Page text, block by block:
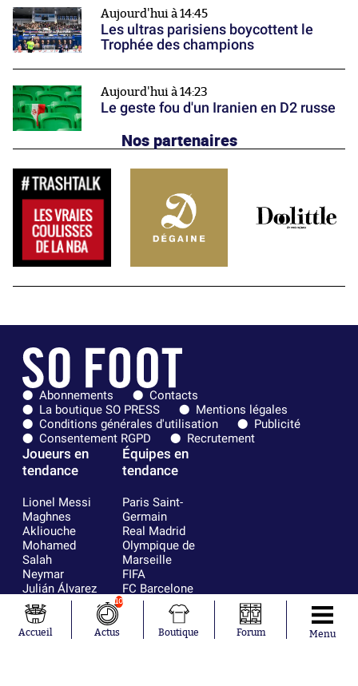
Aujourd'hui à 14:45
Les ultras parisiens boycottent le
Trophée des champions
Aujourd'hui à 14:23
Le geste fou d'un Iranien en D2 russe
Nos partenaires
Abonnements
Contacts
La boutique SO PRESS
Mentions légales
Conditions générales d'utilisation
Publicité
Consentement RGPD
Recrutement
Joueurs en
tendance
Lionel Messi
Maghnes
Akliouche
Mohamed
Salah
Neymar
Julián Álvarez
Ferrán Torres
Kilian Corredor
Franco
Équipes en
tendance
Paris Saint-
Germain
Real Madrid
Olympique de
Marseille
FIFA
FC Barcelone
Argentine
Olympique
lyonnais
Accueil
10
Actus Boutique Forum Menu